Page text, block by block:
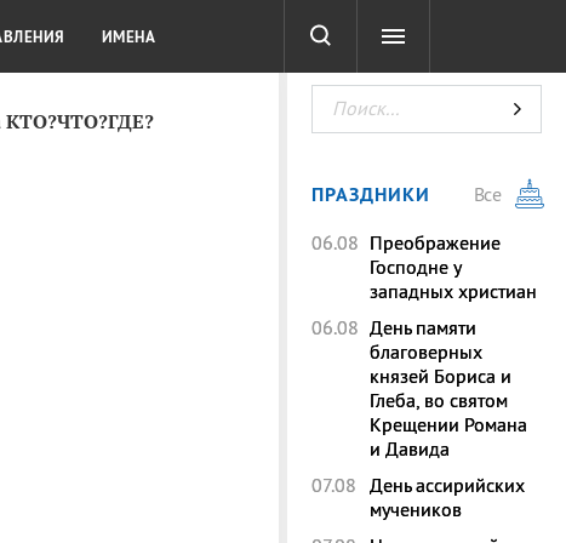
КТО?ЧТО?ГДЕ?
ТЕСТЫ
ИМЕНА
ПРАЗДНИКИ
Все
06.08 Преображение
Господне у
западных христиан
06.08 День памяти
благоверных
князей Бориса и
Глеба, во святом
Крещении Романа
и Давида
07.08 День ассирийских
мучеников